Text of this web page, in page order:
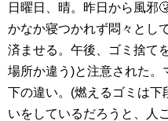
日曜日、晴。昨日から風邪
かなか寝つかれず悶々とし
済ませる。午後、ゴミ捨て
場所か違う)と注意された。
下の違い。(燃えるゴミは下
いをしているだろうと、人